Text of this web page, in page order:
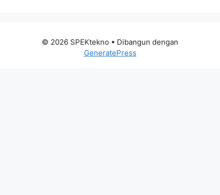
© 2026 SPEKtekno • Dibangun dengan
GeneratePress